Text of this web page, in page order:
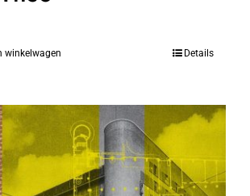
winkelwagen Details